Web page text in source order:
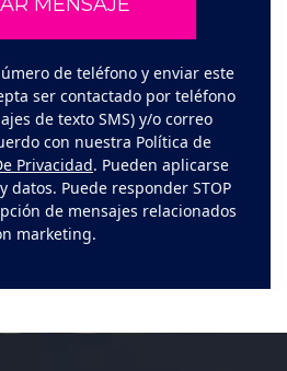
de teléfono y enviar este
ser contactado por teléfono
de texto SMS) y/o correo
con nuestra Política de
Privacidad. Pueden aplicarse
datos. Puede responder STOP
de mensajes relacionados
marketing.